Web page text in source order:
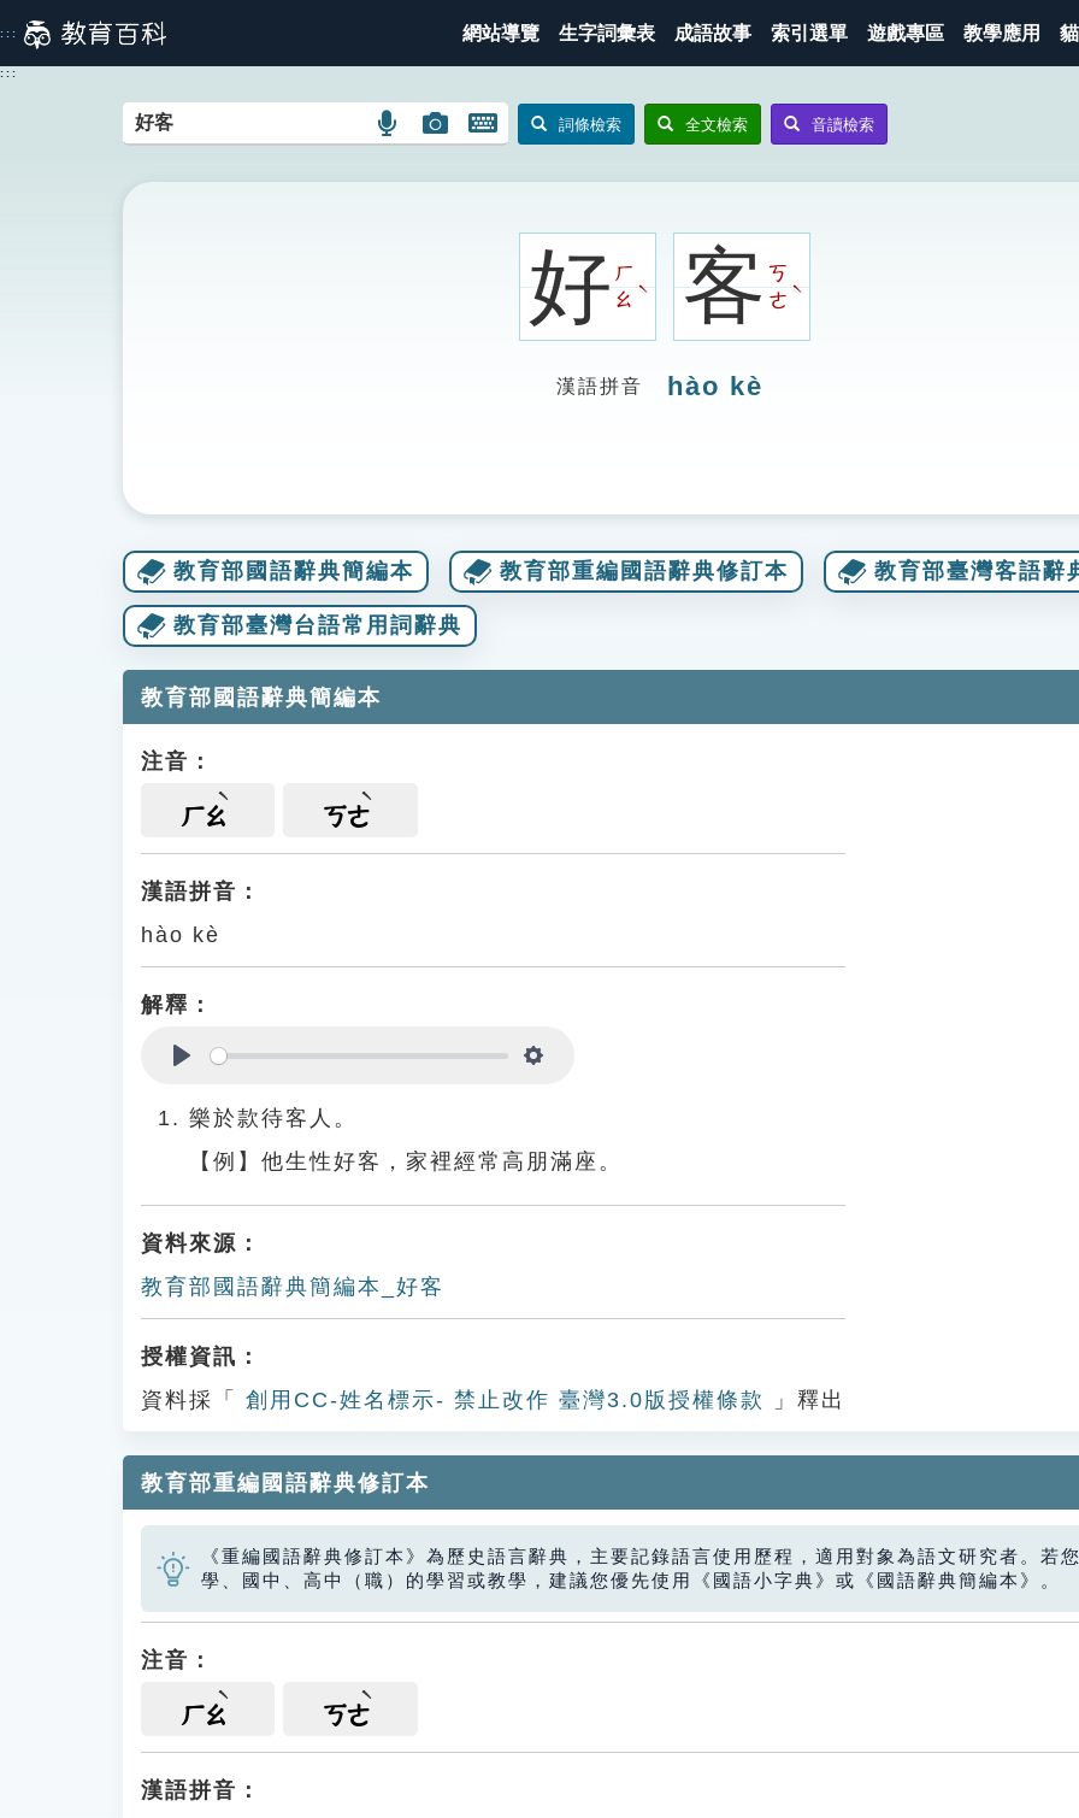
到
主
::: 網站導覽 生字詞彙表 成語故事 索引選單 遊戲專區 教學應用
:::
語
搜
圖
搜
開
鍵
詞條檢索 全文檢索 音讀檢索
好ㄏ
ㄠ
ˋ 客ㄎ
ㄜ
ˋ
漢語拼音 hào kè
教育部國語辭典簡編本 教育部重編國語辭典修訂本 教育部臺灣客語辭
教育部臺灣台語常用詞辭典
教育部國語辭典簡編本
注音：
ㄏㄠ ㄎㄜ
漢語拼音：
hào kè
解釋：
樂於款待客人。
【例】他生性好客，家裡經常高朋滿座。
資料來源：
教育部國語辭典簡編本_好客
授權資訊：
資料採「
創用CC-姓名標示- 禁止改作 臺灣3.0版授權條款 」釋出
教育部重編國語辭典修訂本
《重編國語辭典修訂本》為歷史語言辭典，主要記錄語言使用歷程，適用對象為語文研究者。若
學、國中、高中（職）的學習或教學，建議您優先使用《國語小字典》或《國語辭典簡編本》。
注音：
ㄏㄠ ㄎㄜ
漢語拼音：